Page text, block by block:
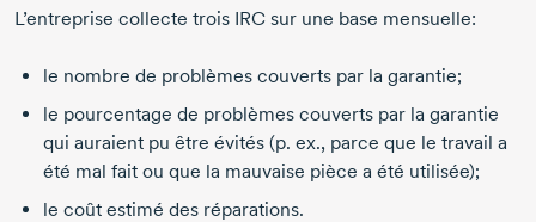
L’entreprise collecte trois IRC sur une base mensuelle:
le nombre de problèmes couverts par la garantie;
le pourcentage de problèmes couverts par la garantie
qui auraient pu être évités (p. ex., parce que le travail a
été mal fait ou que la mauvaise pièce a été utilisée);
le coût estimé des réparations.